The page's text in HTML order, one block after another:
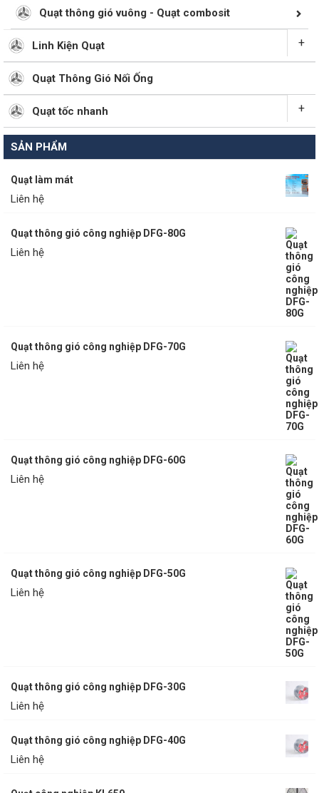
Quạt thông gió vuông - Quạt combosit
Linh Kiện Quạt +
Quạt Thông Gió Nối Ống
Quạt tốc nhanh +
SẢN PHẨM
Quạt làm mát
Liên hệ
Quạt thông gió công nghiệp DFG-80G
Liên hệ
Quạt thông gió công nghiệp DFG-70G
Liên hệ
Quạt thông gió công nghiệp DFG-60G
Liên hệ
Quạt thông gió công nghiệp DFG-50G
Liên hệ
Quạt thông gió công nghiệp DFG-30G
Liên hệ
Quạt thông gió công nghiệp DFG-40G
Liên hệ